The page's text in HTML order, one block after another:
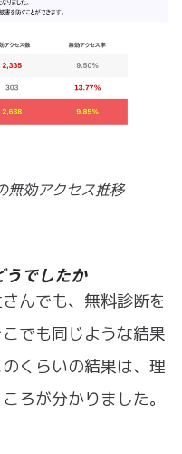
無効アクセス推移
うでしたか
んでも、無料診断を
でも同じような結果
くらいの結果は、理
ろが分かりました。